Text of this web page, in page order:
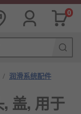
0
/ 润滑系统配件
, 盖, 用于